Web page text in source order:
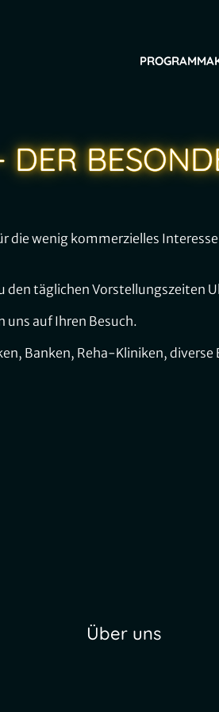
PROGRAMM
die wenig kommerzielles
den täglichen Vorstellungszeiten
uns auf Ihren Besuch.
Banken, Reha-Kliniken,
Über uns